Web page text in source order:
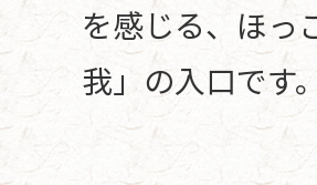
を感じる、ほっ
我」の入口です